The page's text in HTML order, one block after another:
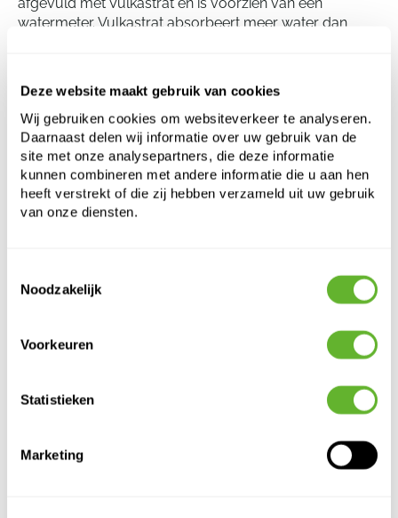
Deze website maakt gebruik van cookies
Wij gebruiken cookies om websiteverkeer te analyseren.
Daarnaast delen wij informatie over uw gebruik van de
site met onze analysepartners, die deze informatie
kunnen combineren met andere informatie die u aan hen
heeft verstrekt of die zij hebben verzameld uit uw gebruik
van onze diensten.
Noodzakelijk
Voorkeuren
Statistieken
Marketing
watermeter. Vulkastrat absorbeert meer water dan
er gebruikgemaakt van een inzethoes om de
combinatie waterdicht te maken.
Dracaena marginata in Terreno
Grond (Vulkastrat)
Hoogte:
Bestel hier de losse onderdelen